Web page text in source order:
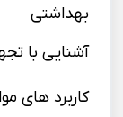
بهداشتی
آشنایی با
کاربرد های